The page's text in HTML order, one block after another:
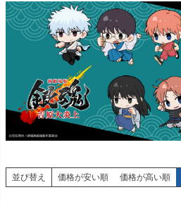
並び替え 価格が安い順 価格が高い順